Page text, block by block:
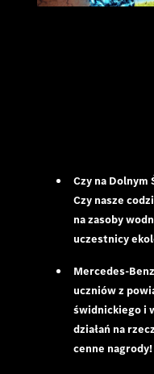
Czy na Dolnym
Czy nasze
na zasoby
uczestnicy
Mercedes-
uczniów z
świdnickiego i
działań na
cenne nagrody!